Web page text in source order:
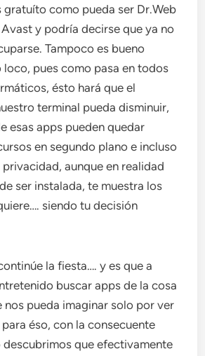
gratuíto como pueda ser Dr.Web
y podría decirse que ya no
Tampoco es bueno
loco, pues como pasa en todos
ésto hará que el
terminal pueda disminuir,
esas apps pueden quedar
en segundo plano e incluso
aunque en realidad
ser instalada, te muestra los
siendo tu decisión
la fiesta…. y es que a
buscar apps de la cosa
nos pueda imaginar solo por ver
éso, con la consecuente
descubrimos que efectivamente